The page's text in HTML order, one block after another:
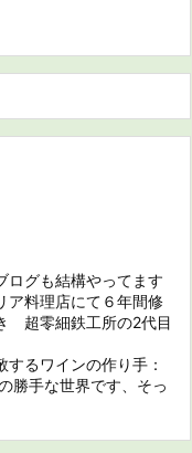
ログも結構やってます
ア料理店にて６年間修
超零細鉄工所の2代目
るワインの作り手：
勝手な世界です、そっ